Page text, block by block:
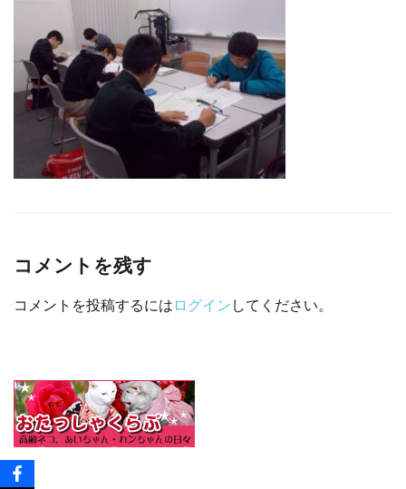
□ よくあるご質問
□ 有料体験指導
□ 2019年合格体験記
コメントを残す
コメントを投稿するには ログイン してください。